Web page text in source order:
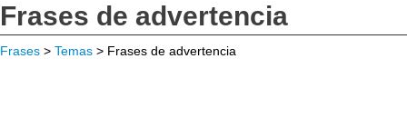
Frases de advertencia
Frases > Temas > Frases de advertencia